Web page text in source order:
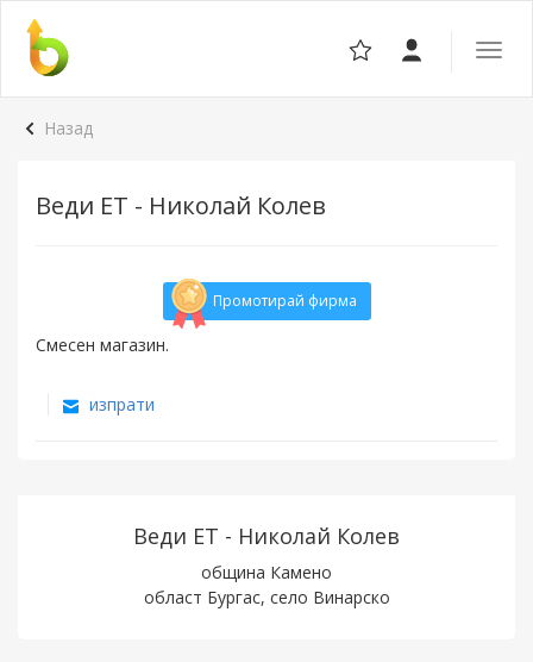
Назад
Веди ЕТ - Николай Колев
Промотирай фирма
Смесен магазин.
изпрати
Веди ЕТ - Николай Колев
община Камено
област Бургас, село Винарско